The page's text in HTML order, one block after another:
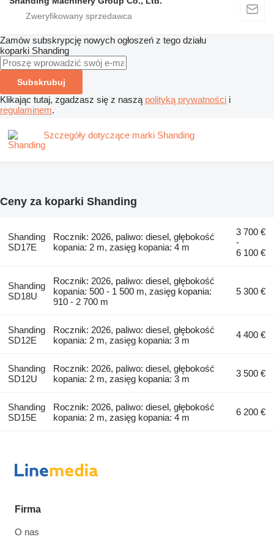
Zamów subskrypcję nowych ogłoszeń z tego działu
koparki Shanding
Subskrubuj
Klikając tutaj, zgadzasz się z naszą polityką prywatności i
regulaminem.
Szczegóły dotyczące marki Shanding
Ceny za koparki Shanding
Shanding
SD17E
Rocznik: 2026, paliwo: diesel, głębokość
kopania: 2 m, zasięg kopania: 4 m
3 700 €
-
6 100 €
Shanding
SD18U
Rocznik: 2026, paliwo: diesel, głębokość
kopania: 500 - 1 500 m, zasięg kopania:
910 - 2 700 m
5 300 €
Shanding
SD12E
Rocznik: 2026, paliwo: diesel, głębokość
kopania: 2 m, zasięg kopania: 3 m
4 400 €
Shanding
SD12U
Rocznik: 2026, paliwo: diesel, głębokość
kopania: 2 m, zasięg kopania: 3 m
3 500 €
Shanding
SD15E
Rocznik: 2026, paliwo: diesel, głębokość
kopania: 2 m, zasięg kopania: 4 m
6 200 €
Firma
O nas